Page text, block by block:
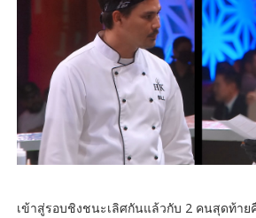
เข้าสู่รอบชิงชนะเลิศกันแล้วกับ 2 คนสุดท้า